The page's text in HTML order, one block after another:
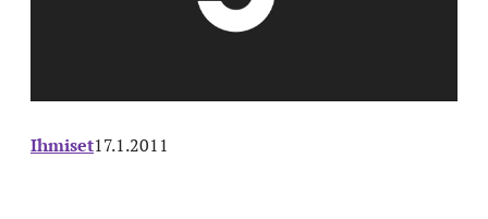
Ihmiset17.1.2011